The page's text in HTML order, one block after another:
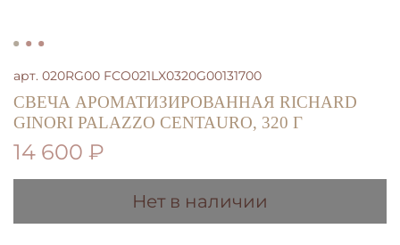
арт. 020RG00 FCO021LX0320G00131700
СВЕЧА АРОМАТИЗИРОВАННАЯ RICHARD
GINORI PALAZZO CENTAURO, 320 Г
14 600 ₽
Нет в наличии